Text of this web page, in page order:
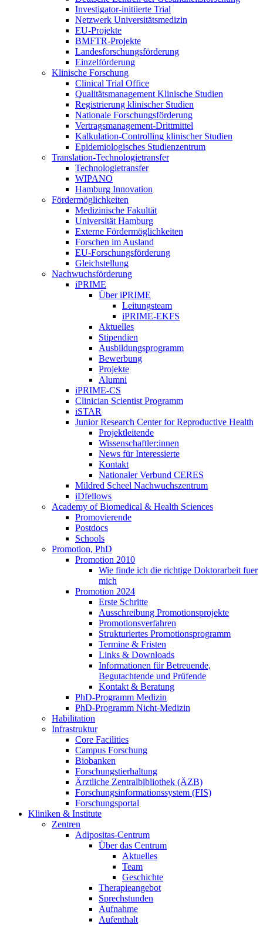
Investigator-initiierte Trial
Netzwerk Universitätsmedizin
EU-Projekte
BMFTR-Projekte
Landesforschungsförderung
Einzelförderung
Klinische Forschung
Clinical Trial Office
Qualitätsmanagement Klinische Studien
Registrierung klinischer Studien
Nationale Forschungsförderung
Vertragsmanagement-Drittmittel
Kalkulation-Controlling klinischer Studien
Epidemiologisches Studienzentrum
Translation-Technologietransfer
Technologietransfer
WIPANO
Hamburg Innovation
Fördermöglichkeiten
Medizinische Fakultät
Universität Hamburg
Externe Fördermöglichkeiten
Forschen im Ausland
EU-Forschungsförderung
Gleichstellung
Nachwuchsförderung
iPRIME
Über iPRIME
Leitungsteam
iPRIME-EKFS
Aktuelles
Stipendien
Ausbildungsprogramm
Bewerbung
Projekte
Alumni
iPRIME-CS
Clinician Scientist Programm
iSTAR
Junior Research Center for Reproductive Health
Projektleitende
Wissenschaftler:innen
News für Interessierte
Kontakt
Nationaler Verbund CERES
Mildred Scheel Nachwuchszentrum
iDfellows
Academy of Biomedical & Health Sciences
Promovierende
Postdocs
Schools
Promotion, PhD
Promotion 2010
Wie finde ich die richtige Doktorarbeit fuer
mich
Promotion 2024
Erste Schritte
Ausschreibung Promotionsprojekte
Promotionsverfahren
Strukturiertes Promotionsprogramm
Termine & Fristen
Links & Downloads
Informationen für Betreuende,
Begutachtende und Prüfende
Kontakt & Beratung
PhD-Programm Medizin
PhD-Programm Nicht-Medizin
Habilitation
Infrastruktur
Core Facilities
Campus Forschung
Biobanken
Forschungstierhaltung
Ärztliche Zentralbibliothek (ÄZB)
Forschungsinformationssystem (FIS)
Forschungsportal
Kliniken & Institute
Zentren
Adipositas-Centrum
Über das Centrum
Aktuelles
Team
Geschichte
Therapieangebot
Sprechstunden
Aufnahme
Aufenthalt